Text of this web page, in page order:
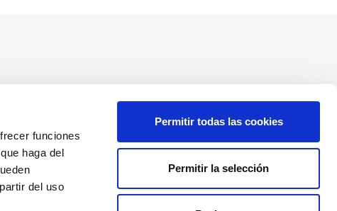
funciones
haga del
del uso
Permitir todas las cookies
Permitir la selección
Redes sociales
Descarga nuestra app